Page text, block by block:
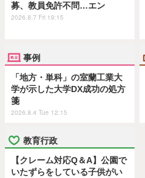
募、教員免許不問…エン
2026.8.7 Fri 19:15
事例
「地方・単科」の室蘭工業大
学が示した大学DX成功の処方
箋
2026.8.4 Tue 12:15
教育行政
【クレーム対応Q＆A】公園で
いたずらをしている子供がい